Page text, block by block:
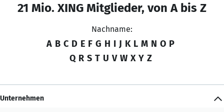
21 Mio. XING Mitglieder, von A bis Z
Nachname:
A B C D E F G H I J K L M N O P
Q R S T U V W X Y Z
Unternehmen